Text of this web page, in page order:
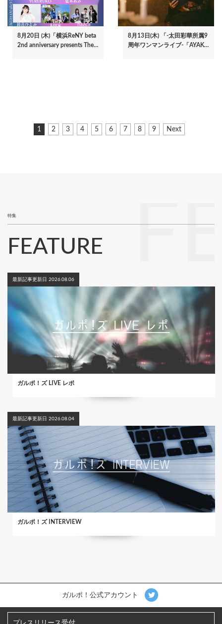
8月20日 (木)「横浜ReNY beta
2nd anniversary presents The…
8月13日(木) 「-太田彩華所属9
周年ワンマンライブ-「AYAK…
カ
1
ペ
2
ペ
3
ペ
4
ペ
5
ペ
6
ペ
7
ペ
8
ペ
9
次
Next
特集
FEATURE
最新記事更新日 2026.08.06
ガルポ！ズ LIVE レポ
最新記事更新日 2026.08.04
ガルポ！ズ INTERVIEW
ガルポ！公式アカウント